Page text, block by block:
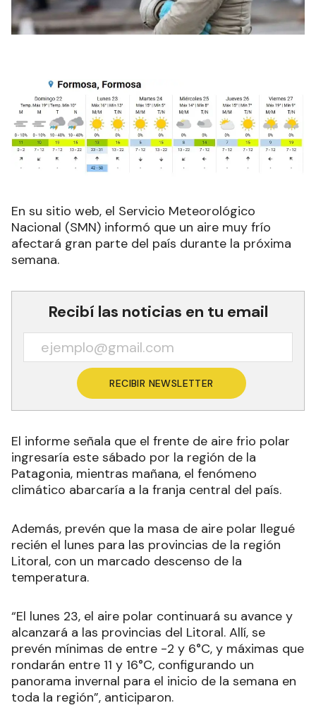
En su sitio web, el Servicio Meteorológico
Nacional (SMN) informó que un aire muy frío
afectará gran parte del país durante la próxima
semana.
Recibí las noticias en tu email
RECIBIR NEWSLETTER
El informe señala que el frente de aire frio polar
ingresaría este sábado por la región de la
Patagonia, mientras mañana, el fenómeno
climático abarcaría a la franja central del país.
Además, prevén que la masa de aire polar llegué
recién el lunes para las provincias de la región
Litoral, con un marcado descenso de la
temperatura.
“El lunes 23, el aire polar continuará su avance y
alcanzará a las provincias del Litoral. Allí, se
prevén mínimas de entre -2 y 6°C, y máximas que
rondarán entre 11 y 16°C, configurando un
panorama invernal para el inicio de la semana en
toda la región”, anticiparon.